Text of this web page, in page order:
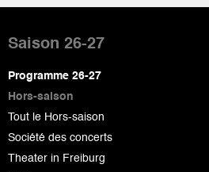
de
page
Saison 26-27
Programme 26-27
Hors-saison
Tout le Hors-saison
Société des concerts
Theater in Freiburg